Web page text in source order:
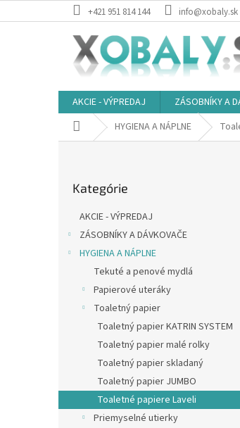
na
+421 951 814 144 info@xobaly.sk
AKCIE - VÝPREDAJ ZÁSOBNÍKY A
DomovHYGIENA A NÁPLNE
kategórie
Kategórie
AKCIE - VÝPREDAJ
ZÁSOBNÍKY A DÁVKOVAČE
HYGIENA A NÁPLNE
Tekuté a penové mydlá
Papierové uteráky
Toaletný papier
Toaletný papier KATRIN SYSTEM
Toaletný papier malé rolky
Toaletný papier skladaný
Toaletný papier JUMBO
Toaletné papiere Laveli
Priemyselné utierky